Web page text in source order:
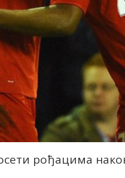
рођацима